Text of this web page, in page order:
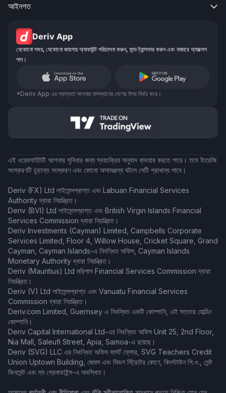
আইনগত 
Deriv App
যেকোনো সময়, যেকোনো জায়গায় অ্যাকাউন্ট পরিচালনা করুন, ফান্ড ট্রান্সফার করুন এবং বাজারে অ্যাক্সেস
পান।
*Deriv App এর প্রাপ্যতা আপনার বাসস্থানের দেশের উপর নির্ভর করে।
এই ওয়েবসাইটটি আপনার সুবিধার জন্য স্বয়ংক্রিয় অনুবাদ ব্যবহার করতে পারে। তবে ইংরেজি
সংস্করণটি চূড়ান্ত সংস্করণ এবং কোনো অসামঞ্জস্য ঘটলে সেটি প্রাধান্য পাবে।
Deriv (FX) Ltd লাইসেন্সপ্রাপ্ত এবং Labuan Financial Services
Authority দ্বারা নিয়ন্ত্রিত।
Deriv (BVI) Ltd লাইসেন্সপ্রাপ্ত এবং British Virgin Islands Financial
Services Commission দ্বারা নিয়ন্ত্রিত।
Deriv Investments (Cayman) Limited, Campbells Corporate
Services Limited, Floor 4, Willow House, Cricket Square, Grand
Cayman, Cayman Islands-এ নিবন্ধিত অফিস, Cayman Islands
Monetary Authority দ্বারা নিয়ন্ত্রিত।
Deriv (Mauritius) Ltd মরিশাস Financial Services Commission দ্বারা
নিয়ন্ত্রিত।
Deriv (V) Ltd লাইসেন্সপ্রাপ্ত এবং Vanuatu Financial Services
Commission দ্বারা নিয়ন্ত্রিত।
Deriv.com Limited, Guernsey এ নিবন্ধিত একটি কোম্পানি, এই সত্তার হোল্ডিং
কোম্পানি।
Deriv Capital International Ltd-এর নিবন্ধিত অফিস Unit 25, 2nd Floor,
Nia Mall, Saleufi Street, Apia, Samoa-এ রয়েছে।
Deriv (SVG) LLC এর নিবন্ধিত অফিস ফার্স্ট ফ্লোর, SVG Teachers Credit
Union Uptown Building, জেমস এবং মিডল স্ট্রিটের কোণে, কিংস্টাউন পি.ও., সেন্ট
ভিনসেন্ট এবং দ্য গ্রেনাডাইন্স-এ অবস্থিত।